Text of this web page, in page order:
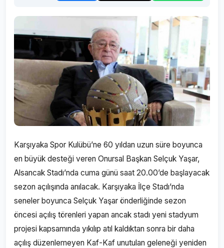
Karşıyaka Spor Kulübü’ne 60 yıldan uzun süre boyunca
en büyük desteği veren Onursal Başkan Selçuk Yaşar,
Alsancak Stadı’nda cuma günü saat 20.00’de başlayacak
sezon açılışında anılacak. Karşıyaka İlçe Stadı’nda
seneler boyunca Selçuk Yaşar önderliğinde sezon
öncesi açılış törenleri yapan ancak stadı yeni stadyum
projesi kapsamında yıkılıp atıl kaldıktan sonra bir daha
açılış düzenlemeyen Kaf-Kaf unutulan geleneği yeniden